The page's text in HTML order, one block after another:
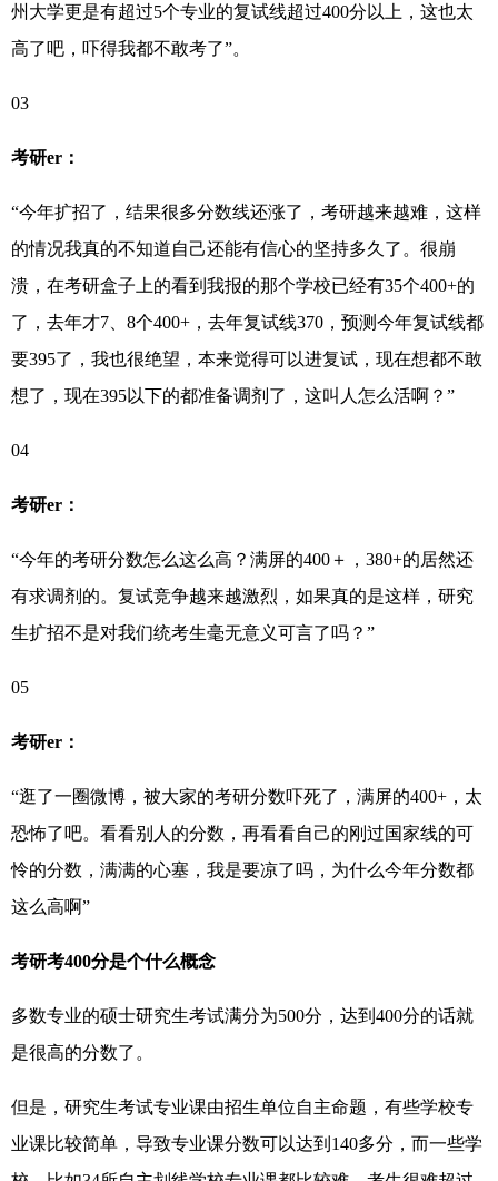
州大学更是有超过5个专业的复试线超过400分以上，这也太
高了吧，吓得我都不敢考了”。
03
考研er：
“今年扩招了，结果很多分数线还涨了，考研越来越难，这样
的情况我真的不知道自己还能有信心的坚持多久了。很崩
溃，在考研盒子上的看到我报的那个学校已经有35个400+的
了，去年才7、8个400+，去年复试线370，预测今年复试线都
要395了，我也很绝望，本来觉得可以进复试，现在想都不敢
想了，现在395以下的都准备调剂了，这叫人怎么活啊？”
04
考研er：
“今年的考研分数怎么这么高？满屏的400＋，380+的居然还
有求调剂的。复试竞争越来越激烈，如果真的是这样，研究
生扩招不是对我们统考生毫无意义可言了吗？”
05
考研er：
“逛了一圈微博，被大家的考研分数吓死了，满屏的400+，太
恐怖了吧。看看别人的分数，再看看自己的刚过国家线的可
怜的分数，满满的心塞，我是要凉了吗，为什么今年分数都
这么高啊”
考研考400分是个什么概念
多数专业的硕士研究生考试满分为500分，达到400分的话就
是很高的分数了。
但是，研究生考试专业课由招生单位自主命题，有些学校专
业课比较简单，导致专业课分数可以达到140多分，而一些学